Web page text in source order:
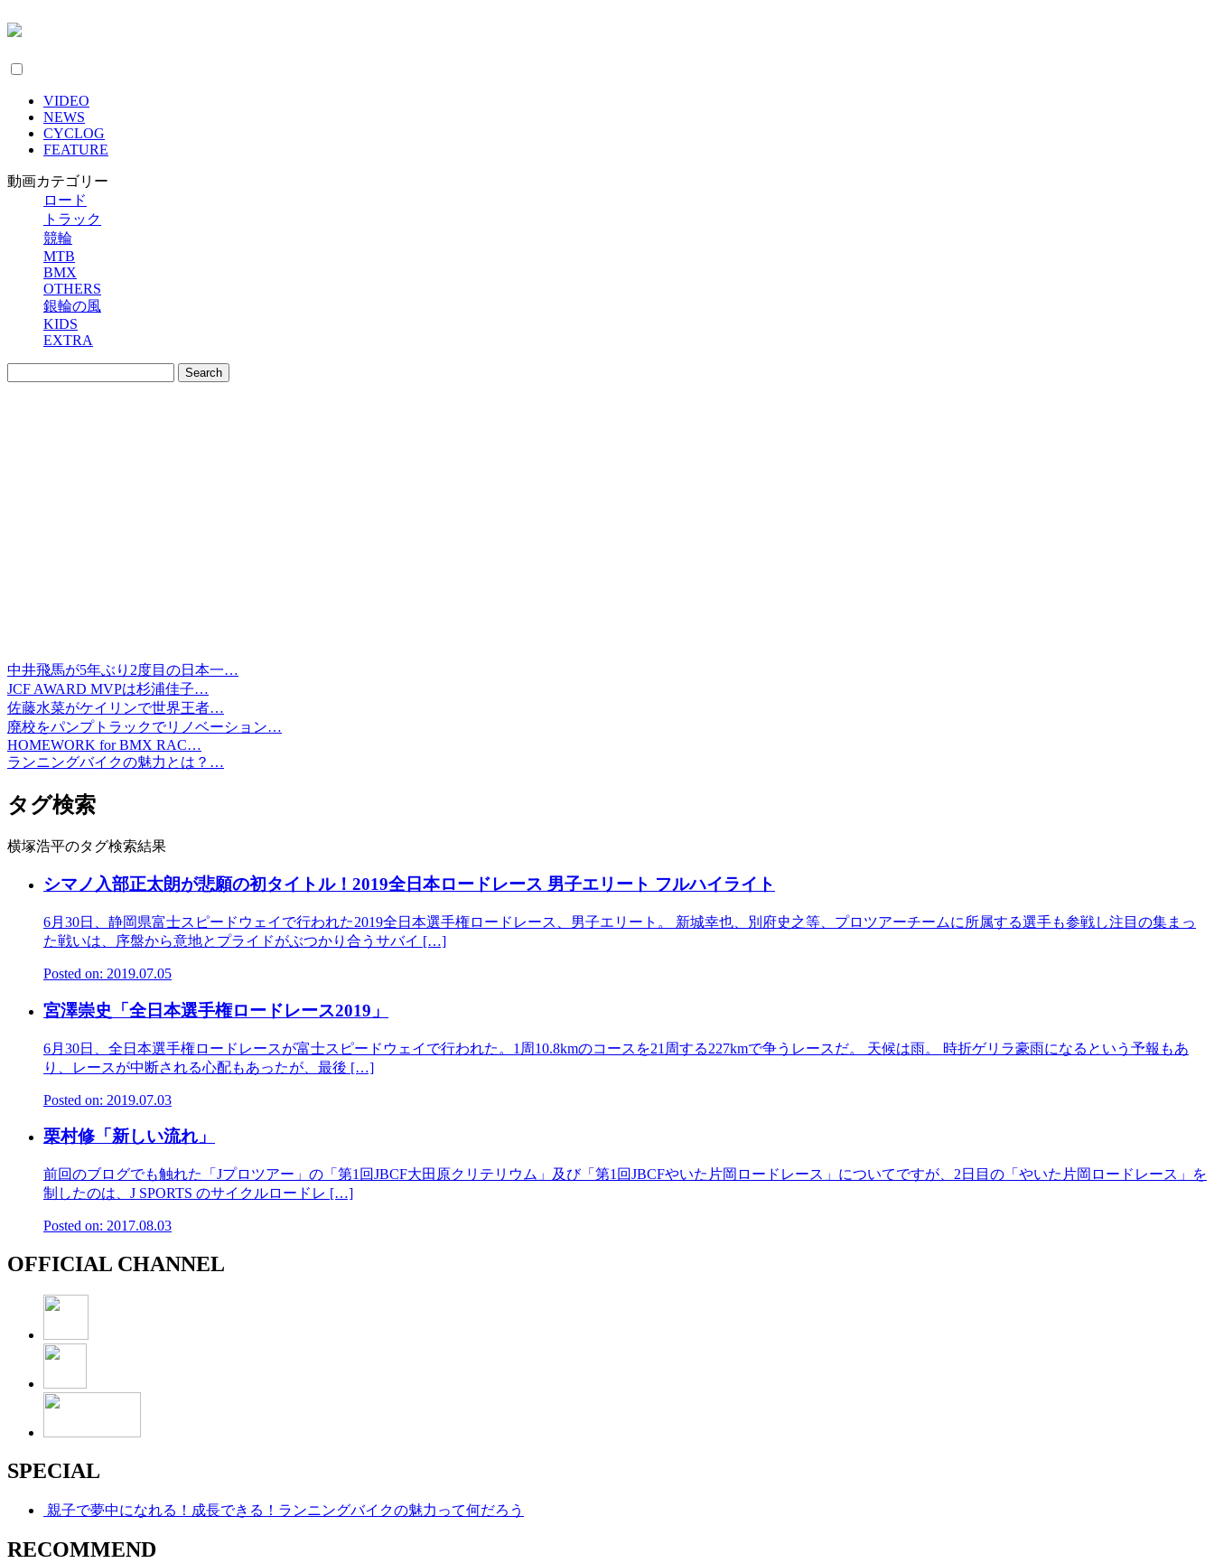
VIDEO
NEWS
CYCLOG
FEATURE
動画カテゴリー
ロード
トラック
競輪
MTB
BMX
OTHERS
銀輪の風
KIDS
EXTRA
中井飛馬が5年ぶり2度目の日本一…
JCF AWARD MVPは杉浦佳子…
佐藤水菜がケイリンで世界王者…
廃校をパンプトラックでリノベーション…
HOMEWORK for BMX RAC…
ランニングバイクの魅力とは？…
タグ検索
横塚浩平のタグ検索結果
シマノ入部正太朗が悲願の初タイトル！2019全日本ロードレース 男子エリート フルハイライト
6月30日、静岡県富士スピードウェイで行われた2019全日本選手権ロードレース、男子エリート。 新城幸也、別府史之等、プロツアーチームに所属する選手も参戦し注目の集まっ
た戦いは、序盤から意地とプライドがぶつかり合うサバイ […]
Posted on: 2019.07.05
宮澤崇史「全日本選手権ロードレース2019」
6月30日、全日本選手権ロードレースが富士スピードウェイで行われた。1周10.8kmのコースを21周する227kmで争うレースだ。 天候は雨。 時折ゲリラ豪雨になるという予報もあ
り、レースが中断される心配もあったが、最後 […]
Posted on: 2019.07.03
栗村修「新しい流れ」
前回のブログでも触れた「Jプロツアー」の「第1回JBCF大田原クリテリウム」及び「第1回JBCFやいた片岡ロードレース」についてですが、2日目の「やいた片岡ロードレース」を
制したのは、J SPORTS のサイクルロードレ […]
Posted on: 2017.08.03
OFFICIAL CHANNEL
SPECIAL
親子で夢中になれる！成長できる！ランニングバイクの魅力って何だろう
RECOMMEND